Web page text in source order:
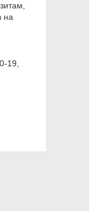
на
19,